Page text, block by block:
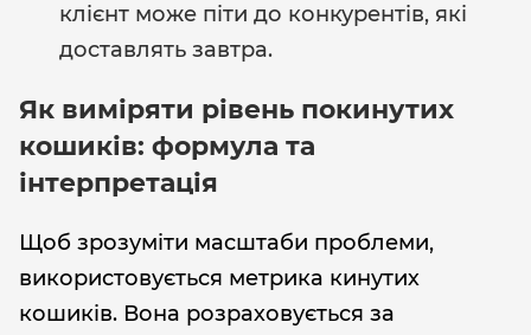
клієнт може піти до конкурентів, які
доставлять завтра.
Як виміряти рівень покинутих
кошиків: формула та
інтерпретація
Щоб зрозуміти масштаби проблеми,
використовується метрика кинутих
кошиків. Вона розраховується за